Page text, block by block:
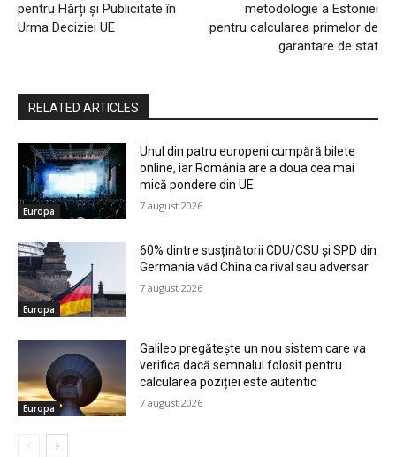
pentru Hărți și Publicitate în
Urma Deciziei UE
metodologie a Estoniei
pentru calcularea primelor de
garantare de stat
RELATED ARTICLES
Europa
Unul din patru europeni cumpără bilete
online, iar România are a doua cea mai
mică pondere din UE
7 august 2026
Europa
60% dintre susținătorii CDU/CSU și SPD din
Germania văd China ca rival sau adversar
7 august 2026
Europa
Galileo pregătește un nou sistem care va
verifica dacă semnalul folosit pentru
calcularea poziției este autentic
7 august 2026